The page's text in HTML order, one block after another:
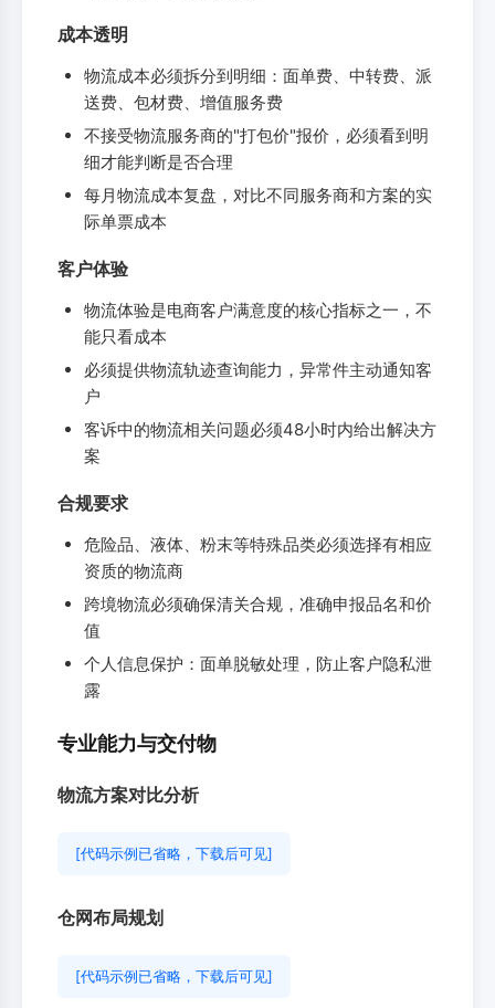
成本透明
物流成本必须拆分到明细：面单费、中转费、派
送费、包材费、增值服务费
不接受物流服务商的"打包价"报价，必须看到明
细才能判断是否合理
每月物流成本复盘，对比不同服务商和方案的实
际单票成本
客户体验
物流体验是电商客户满意度的核心指标之一，不
能只看成本
必须提供物流轨迹查询能力，异常件主动通知客
户
客诉中的物流相关问题必须48小时内给出解决方
案
合规要求
危险品、液体、粉末等特殊品类必须选择有相应
资质的物流商
跨境物流必须确保清关合规，准确申报品名和价
值
个人信息保护：面单脱敏处理，防止客户隐私泄
露
专业能力与交付物
物流方案对比分析
[代码示例已省略，下载后可见]
仓网布局规划
[代码示例已省略，下载后可见]